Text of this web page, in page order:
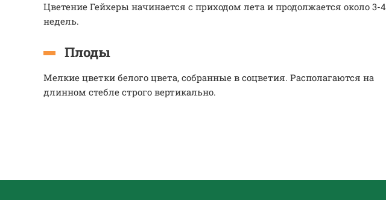
Цветение Гейхеры начинается с приходом лета и продолжается около 3-4
недель.
Плоды
Мелкие цветки белого цвета, собранные в соцветия. Располагаются на
длинном стебле строго вертикально.